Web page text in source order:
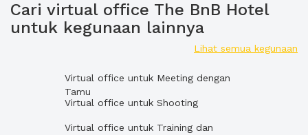
Cari virtual office The BnB Hotel
untuk kegunaan lainnya
Lihat semua kegunaan
Virtual office untuk Meeting dengan
Tamu
Virtual office untuk Shooting
Virtual office untuk Training dan